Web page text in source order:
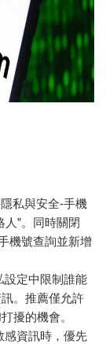
私與安全-手機
人”。同時關閉
機號查詢並新增
設定中限制誰能
。推薦僅允許
擾的機會。
感資訊時，優先